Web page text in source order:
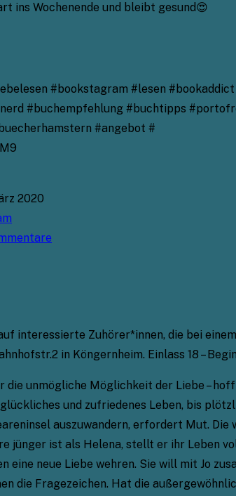
ins Wochenende und bleibt gesund😍
#bookstagram #lesen
#buchempfehlung #buchtipps
#angebot #
2020
interessierte Zuhörer*innen, die bei
in Köngernheim. Einlass 18 –
die unmögliche Möglichkeit der Liebe –
und zufriedenes Leben, bis
auszuwandern, erfordert Mut.
jünger ist als Helena, stellt er ihr Leben
eine neue Liebe wehren. Sie will mit Jo
die Fragezeichen. Hat die